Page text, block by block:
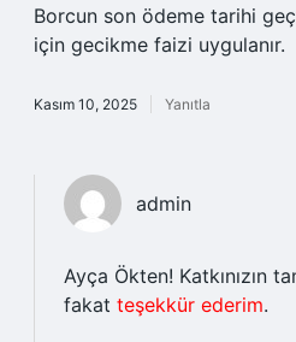
Borcun son ödeme tarihi
için gecikme faizi uygulanır.
Kasım 10, 2025 Yanıtla
admin
Ayça Ökten! Katkınızın
fakat teşekkür ederim.